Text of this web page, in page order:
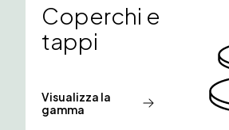
Coperchi e
tappi
Visualizza la
gamma